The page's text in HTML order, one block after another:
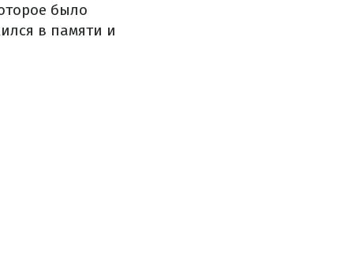
было
в памяти и